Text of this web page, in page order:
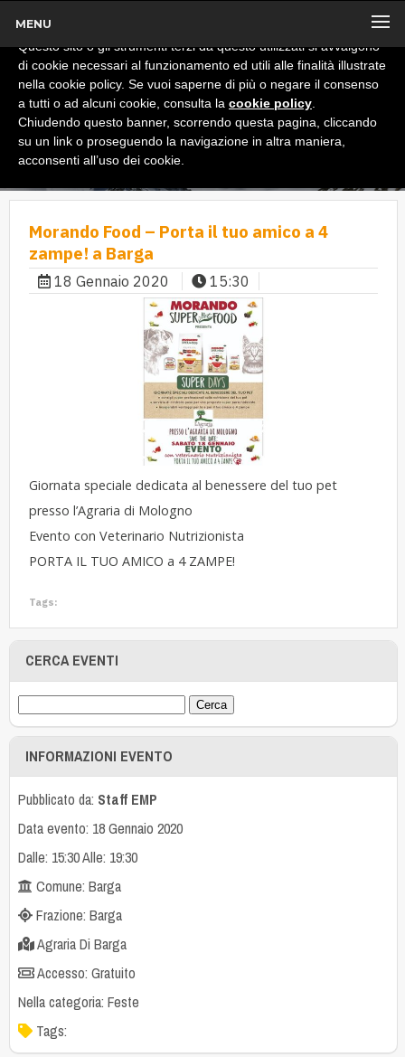
MENU
Morando Food – Porta il tuo amico a 4
zampe! a Barga
18 Gennaio 2020 15:30
Giornata speciale dedicata al benessere del tuo pet
presso l’Agraria di Mologno
Evento con Veterinario Nutrizionista
PORTA IL TUO AMICO a 4 ZAMPE!
Tags:
CERCA EVENTI
INFORMAZIONI EVENTO
Pubblicato da: Staff EMP
Data evento: 18 Gennaio 2020
Dalle: 15:30 Alle: 19:30
Comune: Barga
Frazione: Barga
Agraria Di Barga
Accesso: Gratuito
Nella categoria: Feste
Tags:
x
Informativa
Questo sito o gli strumenti terzi da questo utilizzati si avvalgono
di cookie necessari al funzionamento ed utili alle finalità illustrate
nella cookie policy. Se vuoi saperne di più o negare il consenso
a tutti o ad alcuni cookie, consulta la cookie policy
Chiudendo questo banner, scorrendo questa pagina, cliccando
su un link o proseguendo la navigazione in altra maniera,
acconsenti all’uso dei cookie.